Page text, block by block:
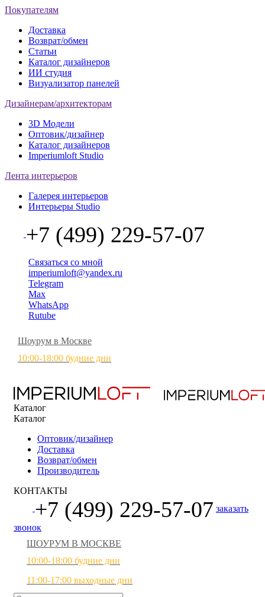
Покупателям
Доставка
Возврат/обмен
Статьи
Каталог дизайнеров
ИИ студия
Визуализатор панелей
Дизайнерам/архитекторам
3D Модели
Оптовик/дизайнер
Каталог дизайнеров
Imperiumloft Studio
Лента интерьеров
Галерея интерьеров
Интерьеры Studio
+7 (499) 229-57-07
Связаться со мной
imperiumloft@yandex.ru
Telegram
Max
WhatsApp
Rutube
Шоурум в Москве
10:00-18:00 будние дни
Каталог
Каталог
Оптовик/дизайнер
Доставка
Возврат/обмен
Производитель
КОНТАКТЫ
+7 (499) 229-57-07 заказать
звонок
ШОУРУМ В МОСКВЕ
10:00-18:00 будние дни
11:00-17:00 выходные дни